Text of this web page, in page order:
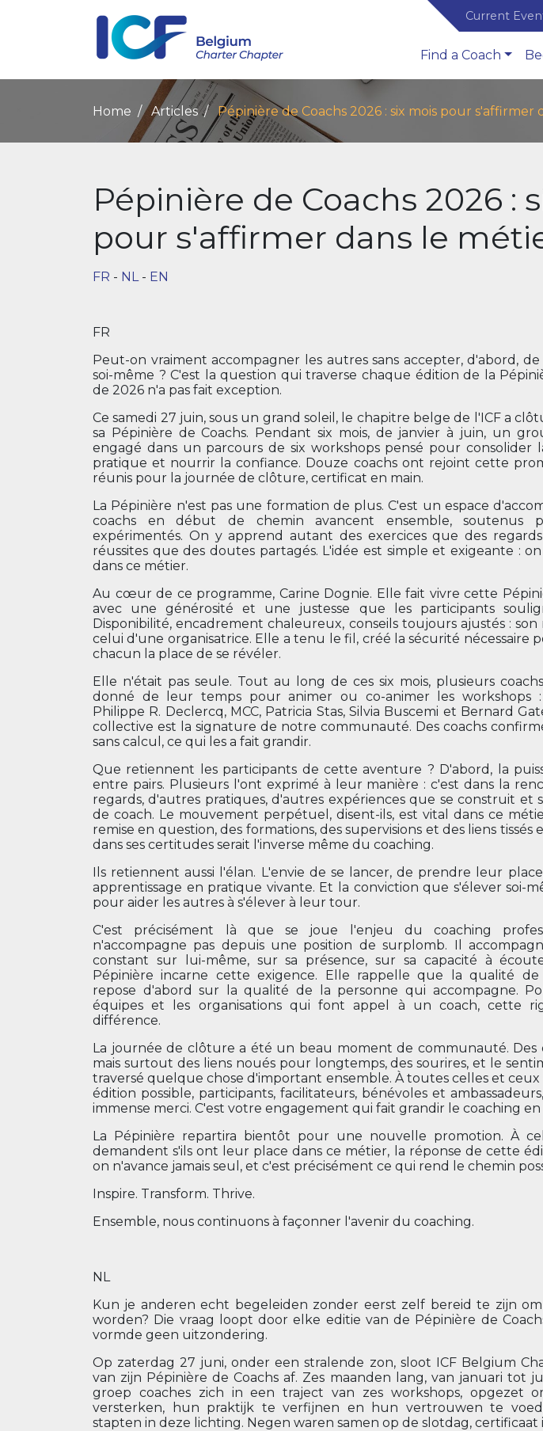
Current
Find a Coach
Home Articles Pépinière de Coachs 2026 : six mois pour s'affirmer
Pépinière de Coachs 2026 :
pour s'affirmer dans le
FR - NL - EN
FR
Peut-on vraiment accompagner les autres sans accepter, d'abord,
soi-même ? C'est la question qui traverse chaque édition de la
de 2026 n'a pas fait exception.
Ce samedi 27 juin, sous un grand soleil, le chapitre belge de l'ICF a
sa Pépinière de Coachs. Pendant six mois, de janvier à juin, un
engagé dans un parcours de six workshops pensé pour consolider
pratique et nourrir la confiance. Douze coachs ont rejoint cette
réunis pour la journée de clôture, certificat en main.
La Pépinière n'est pas une formation de plus. C'est un espace
coachs en début de chemin avancent ensemble, soutenus
expérimentés. On y apprend autant des exercices que des
réussites que des doutes partagés. L'idée est simple et exigeante :
dans ce métier.
Au cœur de ce programme, Carine Dognie. Elle fait vivre cette
avec une générosité et une justesse que les participants
Disponibilité, encadrement chaleureux, conseils toujours ajustés : son
celui d'une organisatrice. Elle a tenu le fil, créé la sécurité nécessaire
chacun la place de se révéler.
Elle n'était pas seule. Tout au long de ces six mois, plusieurs
donné de leur temps pour animer ou co-animer les workshops :
Philippe R. Declercq, MCC, Patricia Stas, Silvia Buscemi et Bernard
collective est la signature de notre communauté. Des coachs
sans calcul, ce qui les a fait grandir.
Que retiennent les participants de cette aventure ? D'abord, la
entre pairs. Plusieurs l'ont exprimé à leur manière : c'est dans la
regards, d'autres pratiques, d'autres expériences que se construit et
de coach. Le mouvement perpétuel, disent-ils, est vital dans ce
remise en question, des formations, des supervisions et des liens tissés
dans ses certitudes serait l'inverse même du coaching.
Ils retiennent aussi l'élan. L'envie de se lancer, de prendre leur
apprentissage en pratique vivante. Et la conviction que s'élever soi-
pour aider les autres à s'élever à leur tour.
C'est précisément là que se joue l'enjeu du coaching
n'accompagne pas depuis une position de surplomb. Il
constant sur lui-même, sur sa présence, sur sa capacité à
Pépinière incarne cette exigence. Elle rappelle que la qualité de
repose d'abord sur la qualité de la personne qui accompagne.
équipes et les organisations qui font appel à un coach, cette
différence.
La journée de clôture a été un beau moment de communauté. Des
mais surtout des liens noués pour longtemps, des sourires, et le
traversé quelque chose d'important ensemble. À toutes celles et
édition possible, participants, facilitateurs, bénévoles et
immense merci. C'est votre engagement qui fait grandir le coaching
La Pépinière repartira bientôt pour une nouvelle promotion. À
demandent s'ils ont leur place dans ce métier, la réponse de cette
on n'avance jamais seul, et c'est précisément ce qui rend le chemin
Inspire. Transform. Thrive.
Ensemble, nous continuons à façonner l'avenir du coaching.
NL
Kun je anderen echt begeleiden zonder eerst zelf bereid te zijn
worden? Die vraag loopt door elke editie van de Pépinière de
vormde geen uitzondering.
Op zaterdag 27 juni, onder een stralende zon, sloot ICF Belgium
van zijn Pépinière de Coachs af. Zes maanden lang, van januari tot
groep coaches zich in een traject van zes workshops, opgezet
versterken, hun praktijk te verfijnen en hun vertrouwen te
stapten in deze lichting. Negen waren samen op de slotdag, certificaat